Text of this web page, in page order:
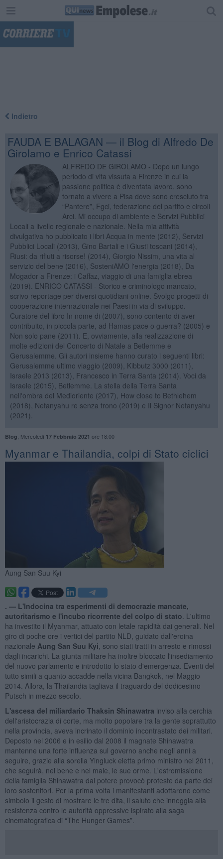
Indietro
FAUDA E BALAGAN — il Blog di Alfredo De
Girolamo e Enrico Catassi
ALFREDO DE GIROLAMO - Dopo un lungo
periodo di vita vissuta a Firenze in cui la
passione politica è diventata lavoro, sono
tornato a vivere a Pisa dove sono cresciuto tra
“Pantere”, Fgci, federazione del partito e circoli
Arci. Mi occupo di ambiente e Servizi Pubblici
Locali a livello regionale e nazionale. Nella mia attività
divulgativa ho pubblicato i libri Acqua in mente (2012), Servizi
Pubblici Locali (2013), Gino Bartali e i Giusti toscani (2014),
Riusi: da rifiuti a risorse! (2014), Giorgio Nissim, una vita al
servizio del bene (2016), SosteniAMO l'energia (2018), Da
Mogador a Firenze: i Caffaz, viaggio di una famiglia ebrea
(2019). ENRICO CATASSI - Storico e criminologo mancato,
scrivo reportage per diversi quotidiani online. Svolgo progetti di
cooperazione internazionale nei Paesi in via di sviluppo.
Curatore del libro In nome di (2007), sono contento di aver
contribuito, in piccola parte, ad Hamas pace o guerra? (2005) e
Non solo pane (2011). E, ovviamente, alla realizzazione di
molte edizioni del Concerto di Natale a Betlemme e
Gerusalemme. Gli autori insieme hanno curato i seguenti libri:
Gerusalemme ultimo viaggio (2009), Kibbutz 3000 (2011),
Israele 2013 (2013), Francesco in Terra Santa (2014). Voci da
Israele (2015), Betlemme. La stella della Terra Santa
nell'ombra del Medioriente (2017), How close to Bethlehem
(2018), Netanyahu re senza trono (2019) e Il Signor Netanyahu
(2021).
Blog Mercoledì 17 Febbraio 2021 ore 18:00
Myanmar e Thailandia, colpi di Stato ciclici
Aung San Suu Kyi
. — L'Indocina tra esperimenti di democrazie mancate,
autoritarismo e l'incubo ricorrente del colpo di stato . L'ultimo
ha investito il Myanmar, attuato con letale rapidità dai generali. Nel
giro di poche ore i vertici del partito NLD, guidato dall'eroina
nazionale Aung San Suu Kyi , sono stati tratti in arresto e rimossi
dagli incarichi. La giunta militare ha inoltre bloccato l'insediamento
del nuovo parlamento e introdotto lo stato d'emergenza. Eventi del
tutto simili a quanto accadde nella vicina Bangkok, nel Maggio
2014. Allora, la Thailandia tagliava il traguardo del dodicesimo
Putsch in mezzo secolo.
L'ascesa del miliardario Thaksin Shinawatra inviso alla cerchia
dell'aristocrazia di corte, ma molto popolare tra la gente soprattutto
nella provincia, aveva incrinato il dominio incontrastato dei militari.
Deposto nel 2006 e in esilio dal 2008 il magnate Shinawatra
mantenne una forte influenza sul governo anche negli anni a
seguire, grazie alla sorella Yingluck eletta primo ministro nel 2011,
che seguirà, nel bene e nel male, le sue orme. L'estromissione
della famiglia Shinawatra dal potere provocò proteste da parte dei
loro sostenitori. Per la prima volta i manifestanti adottarono come
simbolo il gesto di mostrare le tre dita, il saluto che inneggia alla
resistenza contro le autorità oppressive ispirato alla saga
cinematografica di “The Hunger Games”.